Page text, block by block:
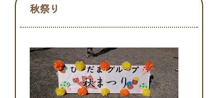
秋祭り